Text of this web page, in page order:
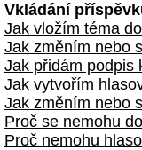
Vkládání
Jak vložím téma
Jak změním nebo
Jak přidám podpis
Jak vytvořím
Jak změním nebo
Proč se nemohu
Proč nemohu